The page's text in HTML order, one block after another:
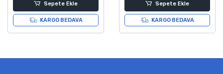
Sepete Ekle
KARGO BEDAVA
Sepete Ekle
KARGO BEDAVA